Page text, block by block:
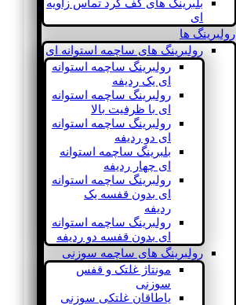
بلبرینگ های کف گرد تماس زاویه
ای
رولبرینگ ها
رولبرینگ های ساچمه استوانه ای
رولبرینگ ساچمه استوانه
ای یک ردیفه
رولبرینگ ساچمه استوانه
ای با ظرفیت بالا
رولبرینگ ساچمه استوانه
ای دو ردیفه
بلبرینگ ساچمه استوانه
ای چهار ردیفه
رولبرینگ ساچمه استوانه
ای بدون قفسه یک
ردیفه
رولبرینگ ساچمه استوانه
ای بدون قفسه دو ردیفه
رولبرینگ های ساچمه سوزنی
مونتاژ غلتک و قفس
سوزنی
یاطاقان غلتکی سوزنی